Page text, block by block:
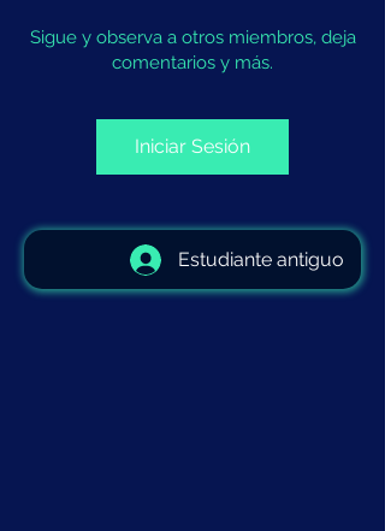
Sigue y observa a otros miembros, deja
comentarios y más.
Iniciar Sesión
Estudiante antiguo